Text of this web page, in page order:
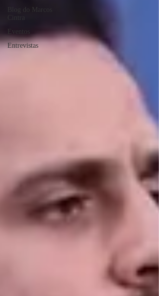
Blog do Marcos
Cintra
Eventos
Entrevistas